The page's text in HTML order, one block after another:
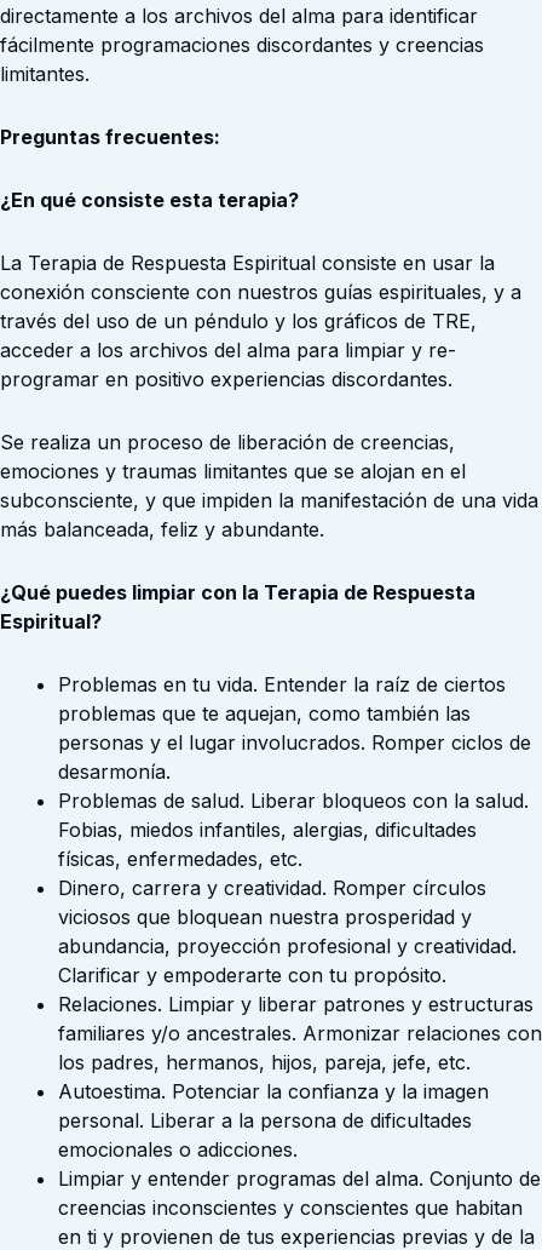
directamente a los archivos del alma para identificar
fácilmente programaciones discordantes y creencias
limitantes.
Preguntas frecuentes:
¿En qué consiste esta terapia?
La Terapia de Respuesta Espiritual consiste en usar la
conexión consciente con nuestros guías espirituales, y a
través del uso de un péndulo y los gráficos de TRE,
acceder a los archivos del alma para limpiar y re-
programar en positivo experiencias discordantes.
Se realiza un proceso de liberación de creencias,
emociones y traumas limitantes que se alojan en el
subconsciente, y que impiden la manifestación de una vida
más balanceada, feliz y abundante.
¿Qué puedes limpiar con la Terapia de Respuesta
Espiritual?
Problemas en tu vida. Entender la raíz de ciertos
problemas que te aquejan, como también las
personas y el lugar involucrados. Romper ciclos de
desarmonía.
Problemas de salud. Liberar bloqueos con la salud.
Fobias, miedos infantiles, alergias, dificultades
físicas, enfermedades, etc.
Dinero, carrera y creatividad. Romper círculos
viciosos que bloquean nuestra prosperidad y
abundancia, proyección profesional y creatividad.
Clarificar y empoderarte con tu propósito.
Relaciones. Limpiar y liberar patrones y estructuras
familiares y/o ancestrales. Armonizar relaciones con
los padres, hermanos, hijos, pareja, jefe, etc.
Autoestima. Potenciar la confianza y la imagen
personal. Liberar a la persona de dificultades
emocionales o adicciones.
Limpiar y entender programas del alma. Conjunto de
creencias inconscientes y conscientes que habitan
en ti y provienen de tus experiencias previas y de la